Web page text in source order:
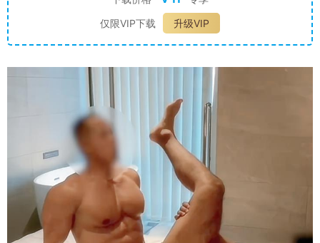
仅限VIP下载
升级VIP